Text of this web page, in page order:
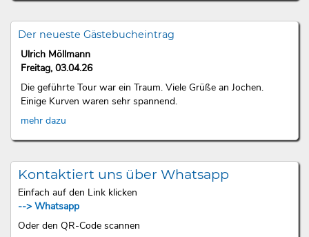
Der neueste Gästebucheintrag
Ulrich Möllmann
Freitag, 03.04.26
Die geführte Tour war ein Traum. Viele Grüße an Jochen.
Einige Kurven waren sehr spannend.
mehr dazu
Kontaktiert uns über Whatsapp
Einfach auf den Link klicken
--> Whatsapp
Oder den QR-Code scannen